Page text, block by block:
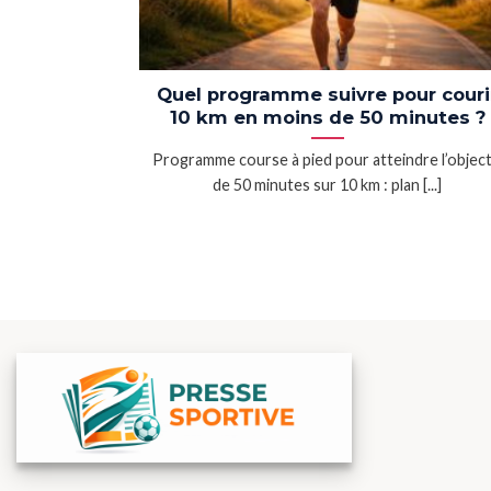
Quel programme suivre pour
10 km en moins de 50 minutes ?
Programme course à pied pour atteindre
de 50 minutes sur 10 km : plan [...]